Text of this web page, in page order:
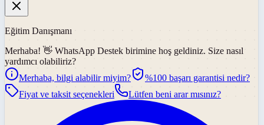
Eğitim Danışmanı
Merhaba! 👋 WhatsApp Destek birimine hoş geldiniz. Size nasıl
yardımcı olabiliriz?
Merhaba, bilgi alabilir miyim?
%100 başarı garantisi nedir?
Fiyat ve taksit seçenekleri
Lütfen beni arar mısınız?